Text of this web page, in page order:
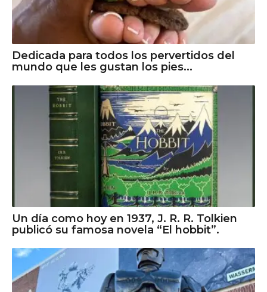
Dedicada para todos los pervertidos del
mundo que les gustan los pies...
Un día como hoy en 1937, J. R. R. Tolkien
publicó su famosa novela “El hobbit”.